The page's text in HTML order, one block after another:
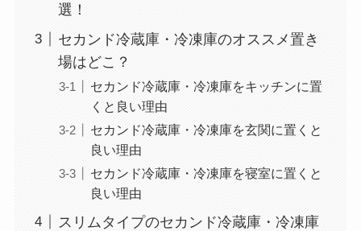
選！
セカンド冷蔵庫・冷凍庫のオススメ置き
場はどこ？
セカンド冷蔵庫・冷凍庫をキッチンに置
くと良い理由
セカンド冷蔵庫・冷凍庫を玄関に置くと
良い理由
セカンド冷蔵庫・冷凍庫を寝室に置くと
良い理由
スリムタイプのセカンド冷蔵庫・冷凍庫